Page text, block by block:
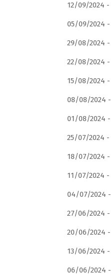
12/09/2024 -
05/09/2024 -
29/08/2024 -
22/08/2024 -
15/08/2024 -
08/08/2024 -
01/08/2024 -
25/07/2024 -
18/07/2024 -
11/07/2024 -
04/07/2024 -
27/06/2024 -
20/06/2024 -
13/06/2024 -
06/06/2024 -